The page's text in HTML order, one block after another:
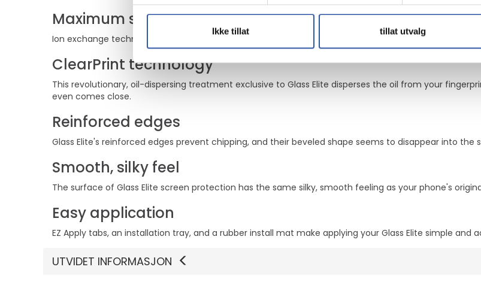
Ikke tillat tillat utvalg
Maximum scratch prevention
Ion exchange technology increases surface compression for increased strength and scratch-
ClearPrint technology
This revolutionary, oil-dispersing treatment exclusive to Glass Elite disperses the oil from your
even comes close.
Reinforced edges
Glass Elite's reinforced edges prevent chipping, and their beveled shape seems to disappear into the
Smooth, silky feel
The surface of Glass Elite screen protection has the same silky, smooth feeling as your phone's
Easy application
EZ Apply tabs, an installation tray, and a rubber install mat make applying your Glass Elite simple and
UTVIDET INFORMASJON